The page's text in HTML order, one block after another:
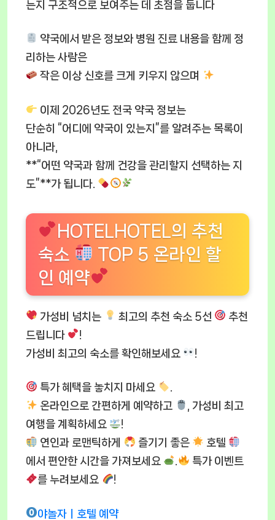
는지 구조적으로 보여주는 데 초점을 둡니다
약국에서 받은 정보와 병원 진료 내용을 함께 정
리하는 사람은
작은 이상 신호를 크게 키우지 않으며
이제 2026년도 전국 약국 정보는
단순히 “어디에 약국이 있는지”를 알려주는 목록이
아니라,
**“어떤 약국과 함께 건강을 관리할지 선택하는 지
도”**가 됩니다.
HOTELHOTEL의 추천
숙소
TOP 5 온라인 할
인 예약
가성비 넘치는 최고의 추천 숙소 5선
추천
드립니다
!
가성비 최고의 숙소를 확인해보세요
!
특가 혜택을 놓치지 마세요
온라인으로 간편하게 예약하고
, 가성비 최고
여행을 계획하세요
!
연인과 로맨틱하게
즐기기 좋은
호텔
에서 편안한 시간을 가져보세요
특가 이벤트
를 누려보세요
!
야놀자ㅣ호텔 예약